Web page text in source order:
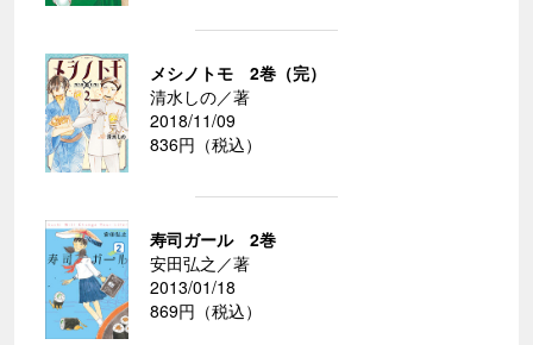
メシノトモ 2巻（完）
清水しの／著
2018/11/09
836円（税込）
寿司ガール 2巻
安田弘之／著
2013/01/18
869円（税込）